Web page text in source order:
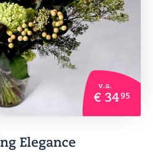
v.a.
€ 3495
Elegance